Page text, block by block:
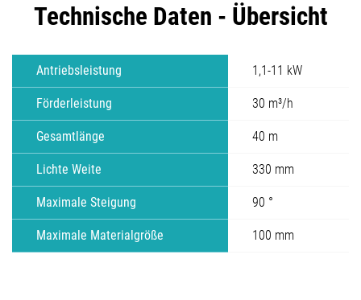
Technische Daten - Übersicht
Antriebsleistung 1,1-11 kW
Förderleistung 30 m³/h
Gesamtlänge 40 m
Lichte Weite 330 mm
Maximale Steigung 90 °
Maximale Materialgröße 100 mm